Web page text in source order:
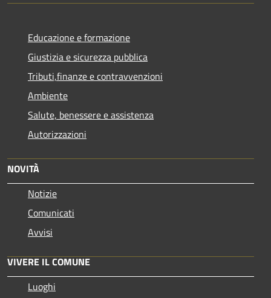
Educazione e formazione
Giustizia e sicurezza pubblica
Tributi,finanze e contravvenzioni
Ambiente
Salute, benessere e assistenza
Autorizzazioni
NOVITÀ
Notizie
Comunicati
Avvisi
VIVERE IL COMUNE
Luoghi